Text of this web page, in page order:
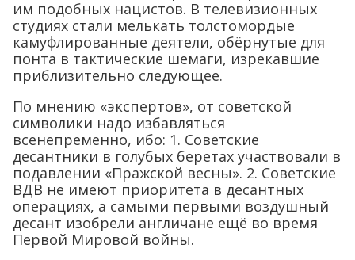
им подобных нацистов. В телевизионных
студиях стали мелькать толстомордые
камуфлированные деятели, обёрнутые для
понта в тактические шемаги, изрекавшие
приблизительно следующее.
По мнению «экспертов», от советской
символики надо избавляться
всенепременно, ибо: 1. Советские
десантники в голубых беретах участвовали в
подавлении «Пражской весны». 2. Советские
ВДВ не имеют приоритета в десантных
операциях, а самыми первыми воздушный
десант изобрели англичане ещё во время
Первой Мировой войны.